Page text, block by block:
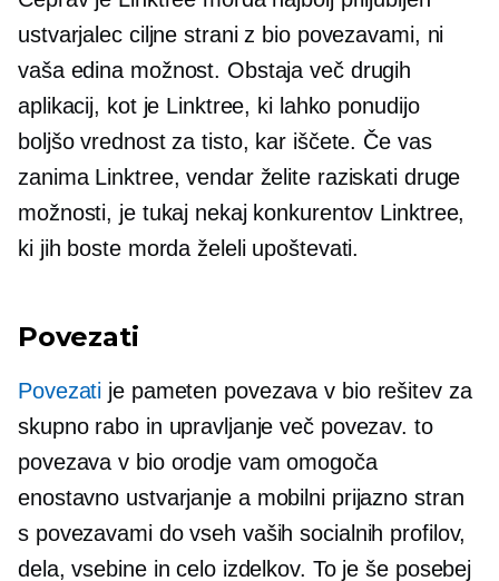
ustvarjalec ciljne strani z bio povezavami, ni
vaša edina možnost. Obstaja več drugih
aplikacij, kot je Linktree, ki lahko ponudijo
boljšo vrednost za tisto, kar iščete. Če vas
zanima Linktree, vendar želite raziskati druge
možnosti, je tukaj nekaj konkurentov Linktree,
ki jih boste morda želeli upoštevati.
Povezati
Povezati je pameten povezava v biorešitev za
skupno rabo in upravljanje več povezav. to
povezava v bioorodje vam omogoča
enostavno ustvarjanje a mobilni prijazno stran
s povezavami do vseh vaših socialnih profilov,
dela, vsebine in celo izdelkov. To je še posebej